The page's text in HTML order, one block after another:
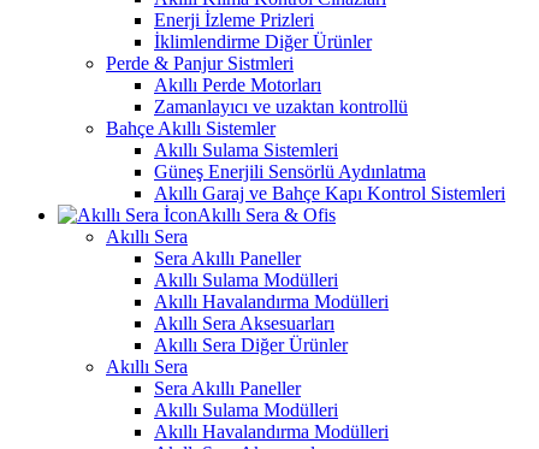
Enerji İzleme Prizleri
İklimlendirme Diğer Ürünler
Perde & Panjur Sistmleri
Akıllı Perde Motorları
Zamanlayıcı ve uzaktan kontrollü
Bahçe Akıllı Sistemler
Akıllı Sulama Sistemleri
Güneş Enerjili Sensörlü Aydınlatma
Akıllı Garaj ve Bahçe Kapı Kontrol Sistemleri
Akıllı Sera & Ofis
Akıllı Sera
Sera Akıllı Paneller
Akıllı Sulama Modülleri
Akıllı Havalandırma Modülleri
Akıllı Sera Aksesuarları
Akıllı Sera Diğer Ürünler
Akıllı Sera
Sera Akıllı Paneller
Akıllı Sulama Modülleri
Akıllı Havalandırma Modülleri